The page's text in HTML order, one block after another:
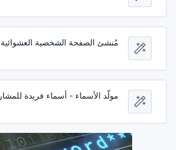
مُنشئ الصفحة الشخصية العشوائية
مولّد الأسماء - أسماء فريدة